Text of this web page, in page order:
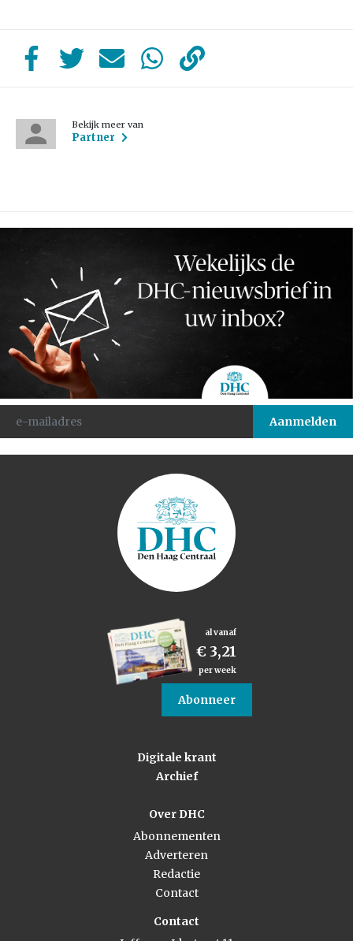
Bekijk meer van
Partner
al vanaf
€ 3,21
per week
Abonneer
Digitale krant
Archief
Over DHC
Abonnementen
Adverteren
Redactie
Contact
Contact